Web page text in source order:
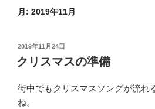
月: 2019年11月
投
稿
日:
2019年11月24日
クリスマスの準備
街中でもクリスマスソングが流れ
ね。